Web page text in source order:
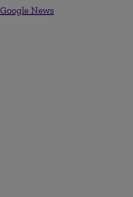
Google News